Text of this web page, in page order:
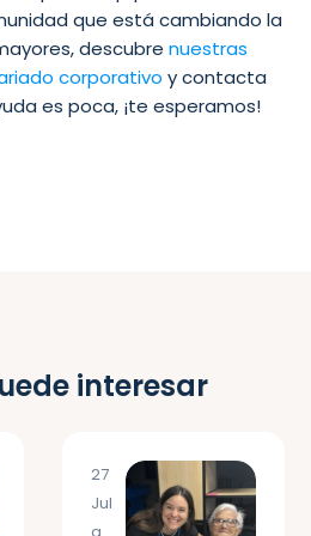
que está cambiando la
descubre nuestras
corporativo y contacta
es poca, ¡te esperamos!
interesar
27
Jul